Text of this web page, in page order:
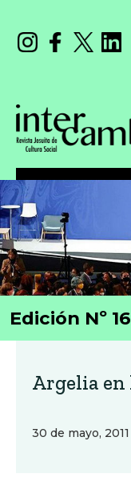
Edición Nº 16
Argelia en
30 de mayo, 2011